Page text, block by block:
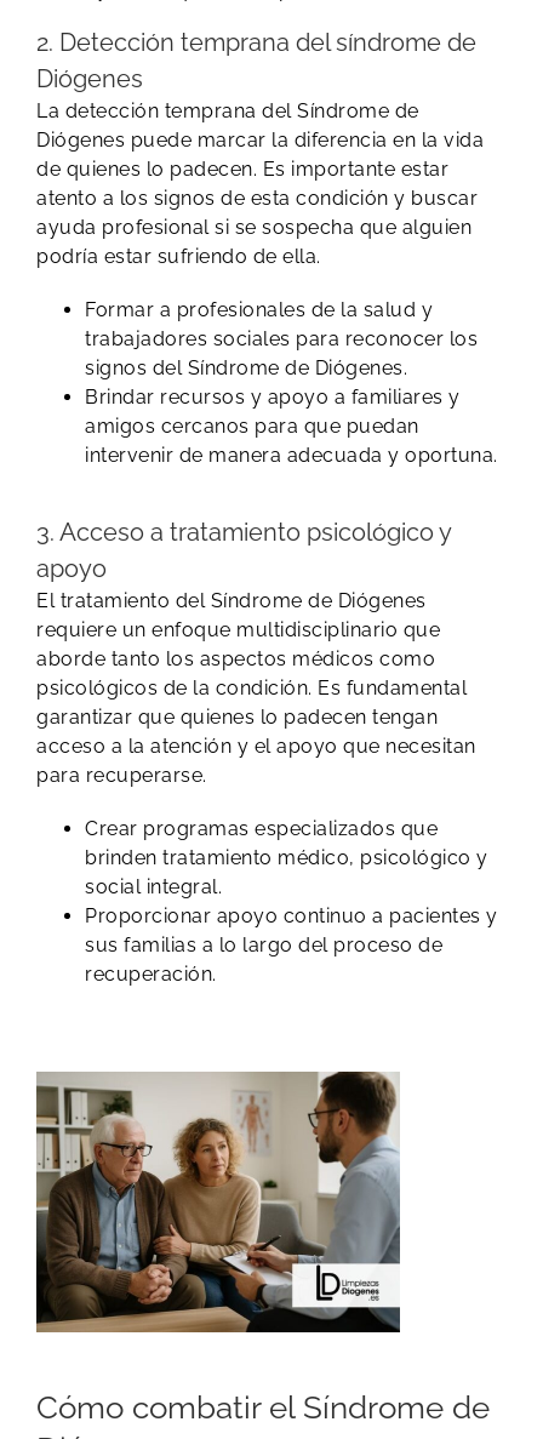
2. Detección temprana del síndrome de
Diógenes
La detección temprana del Síndrome de
Diógenes puede marcar la diferencia en la vida
de quienes lo padecen. Es importante estar
atento a los signos de esta condición y buscar
ayuda profesional si se sospecha que alguien
podría estar sufriendo de ella.
Formar a profesionales de la salud y
trabajadores sociales para reconocer los
signos del Síndrome de Diógenes.
Brindar recursos y apoyo a familiares y
amigos cercanos para que puedan
intervenir de manera adecuada y oportuna.
3. Acceso a tratamiento psicológico y
apoyo
El tratamiento del Síndrome de Diógenes
requiere un enfoque multidisciplinario que
aborde tanto los aspectos médicos como
psicológicos de la condición. Es fundamental
garantizar que quienes lo padecen tengan
acceso a la atención y el apoyo que necesitan
para recuperarse.
Crear programas especializados que
brinden tratamiento médico, psicológico y
social integral.
Proporcionar apoyo continuo a pacientes y
sus familias a lo largo del proceso de
recuperación.
Cómo combatir el Síndrome de